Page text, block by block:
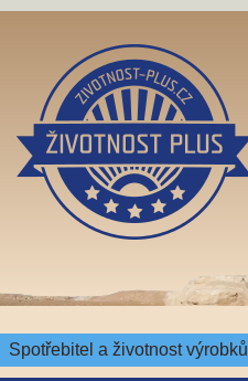
Spotřebitel a životnost výrobků